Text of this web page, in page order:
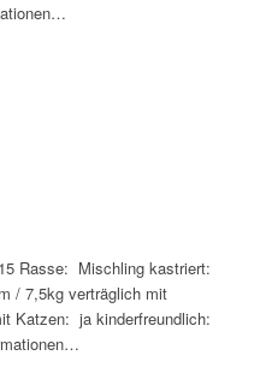
Rasse: Mischling kastriert:
/ 7,5kg verträglich mit
Katzen: ja kinderfreundlich: